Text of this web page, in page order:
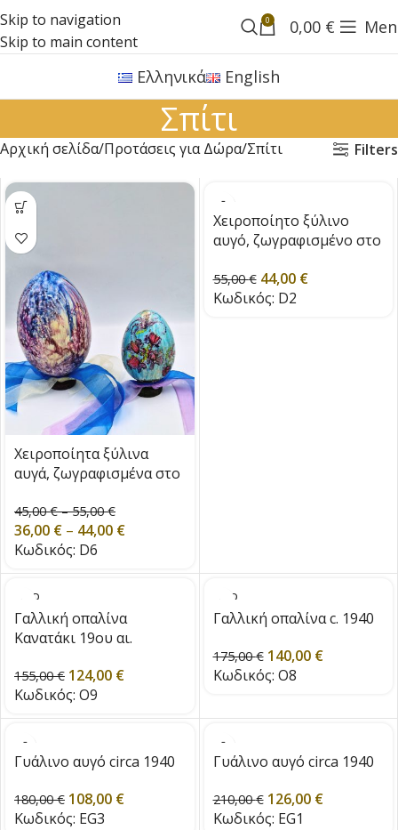
Skip to navigation
Skip to main content
0 0,00 €
Ελληνικά English
Σπίτι
Αρχική σελίδα Προτάσεις για Δώρα Σπίτι Filters
Χειροποίητα ξύλινα
αυγά, ζωγραφισμένα στο
45,00€ – 55,00€
36,00 € – 44,00 €
Κωδικός: D6
Χειροποίητο ξύλινο
αυγό, ζωγραφισμένο στο
55,00€ 44,00 €
Κωδικός: D2
SOLD
Γαλλική οπαλίνα
Κανατάκι 19ου αι.
155,00€ 124,00 €
Κωδικός: O9
SOLD
Γαλλική οπαλίνα c. 1940
175,00€ 140,00 €
Κωδικός: O8
Γυάλινο αυγό circa 1940
180,00€ 108,00 €
Κωδικός: EG3
Γυάλινο αυγό circa 1940
210,00€ 126,00 €
Κωδικός: EG1